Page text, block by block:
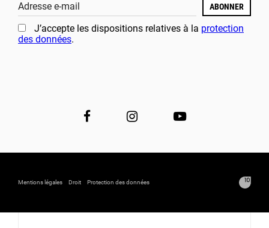
Adresse e-mail ABONNER
J’accepte les dispositions relatives à la protection
des données.
Mentions légales Droit Protection des données